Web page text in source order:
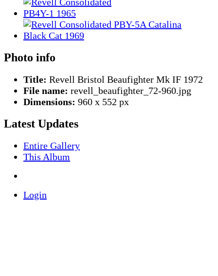
Photo info
Title: Revell Bristol Beaufighter Mk IF 1972
File name: revell_beaufighter_72-960.jpg
Dimensions: 960 x 552 px
Latest Updates
Entire Gallery
This Album
Login